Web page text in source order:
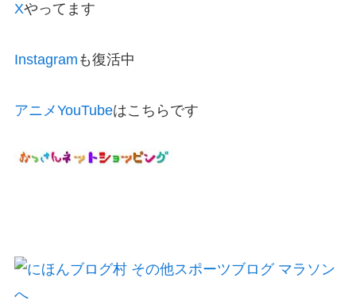
Xやってます
Instagram も復活中
アニメYouTubeはこちらです